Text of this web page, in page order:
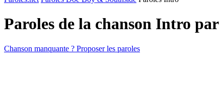
Paroles de la chanson Intro par
Chanson manquante ? Proposer les paroles